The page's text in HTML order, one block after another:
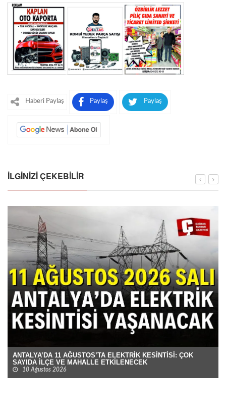
Haberi Paylaş Paylaş Paylaş
İLGINIZI ÇEKEBILIR
ANTALYA’DA 11 AĞUSTOS’TA ELEKTRİK KESİNTİSİ: ÇOK
SAYIDA İLÇE VE MAHALLE ETKİLENECEK
10 Ağustos 2026